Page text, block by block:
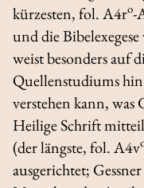
kürzesten, fol. A4ro-
und die
weist besonders auf
Quellenstudiums
verstehen kann,
Heilige Schrift
(der längste, fol. A4v
ausgerichtet;